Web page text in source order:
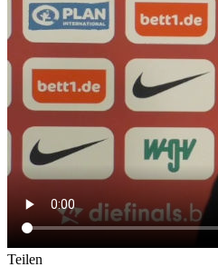
Teilen